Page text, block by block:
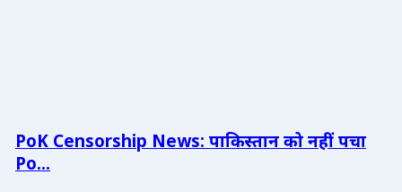
PoK Censorship News: पाकिस्तान को नहीं पचा
Po...